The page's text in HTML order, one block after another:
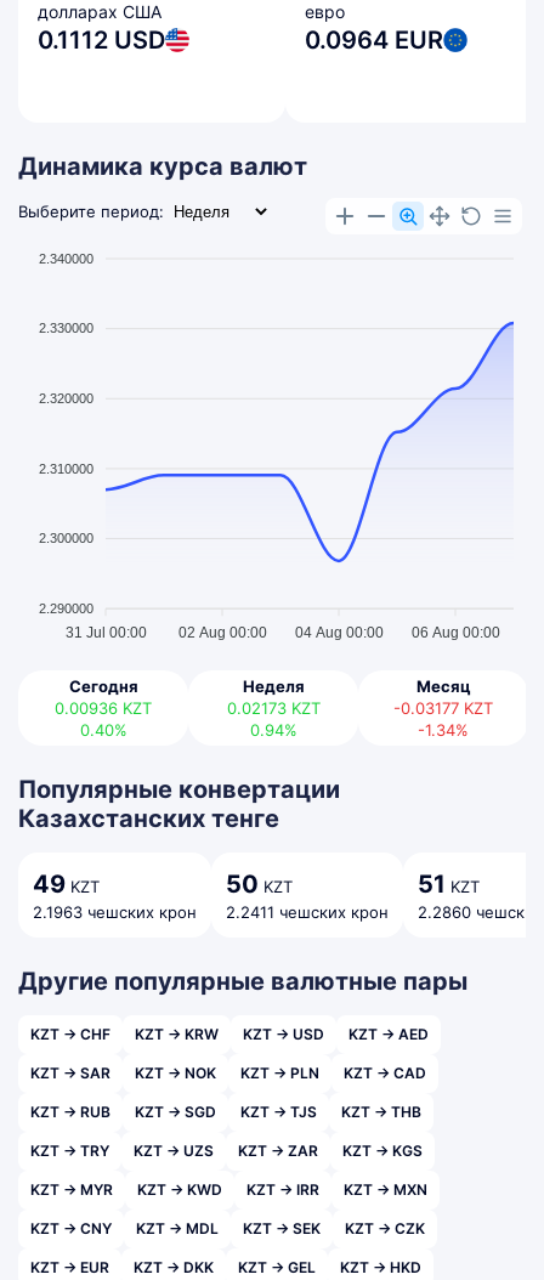
долларах США
0.1112 USD
евро
0.0964 EUR
Динамика курса валют
Выберите период:
2.340000
2.330000
2.320000
2.310000
2.300000
2.290000
31 Jul 00:00 02 Aug 00:00 04 Aug 00:00 06 Aug 00:00
Сегодня
0.00936 KZT
0.40%
Неделя
0.02173 KZT
0.94%
Месяц
-0.03177 KZT
-1.34%
Популярные конвертации
Казахстанских тенге
49 KZT
2.1963 чешских крон
50 KZT
2.2411 чешских крон
51 KZT
2.2860
Другие популярные валютные пары
KZT → CHF KZT → KRW KZT → USD KZT → AED
KZT → SAR KZT → NOK KZT → PLN KZT → CAD
KZT → RUB KZT → SGD KZT → TJS KZT → THB
KZT → TRY KZT → UZS KZT → ZAR KZT → KGS
KZT → MYR KZT → KWD KZT → IRR KZT → MXN
KZT → CNY KZT → MDL KZT → SEK KZT → CZK
KZT → EUR KZT → DKK KZT → GEL KZT → HKD